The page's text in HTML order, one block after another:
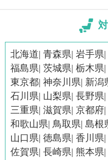
北海道 青森県 岩手県
福島県 茨城県 栃木県
東京都 神奈川県 新潟
石川県 山梨県 長野県
三重県 滋賀県 京都府
和歌山県 鳥取県 島根
山口県 徳島県 香川県
佐賀県 長崎県 熊本県